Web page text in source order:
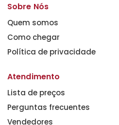
Sobre Nós
Quem somos
Como chegar
Política de privacidade
Atendimento
Lista de preços
Perguntas frecuentes
Vendedores